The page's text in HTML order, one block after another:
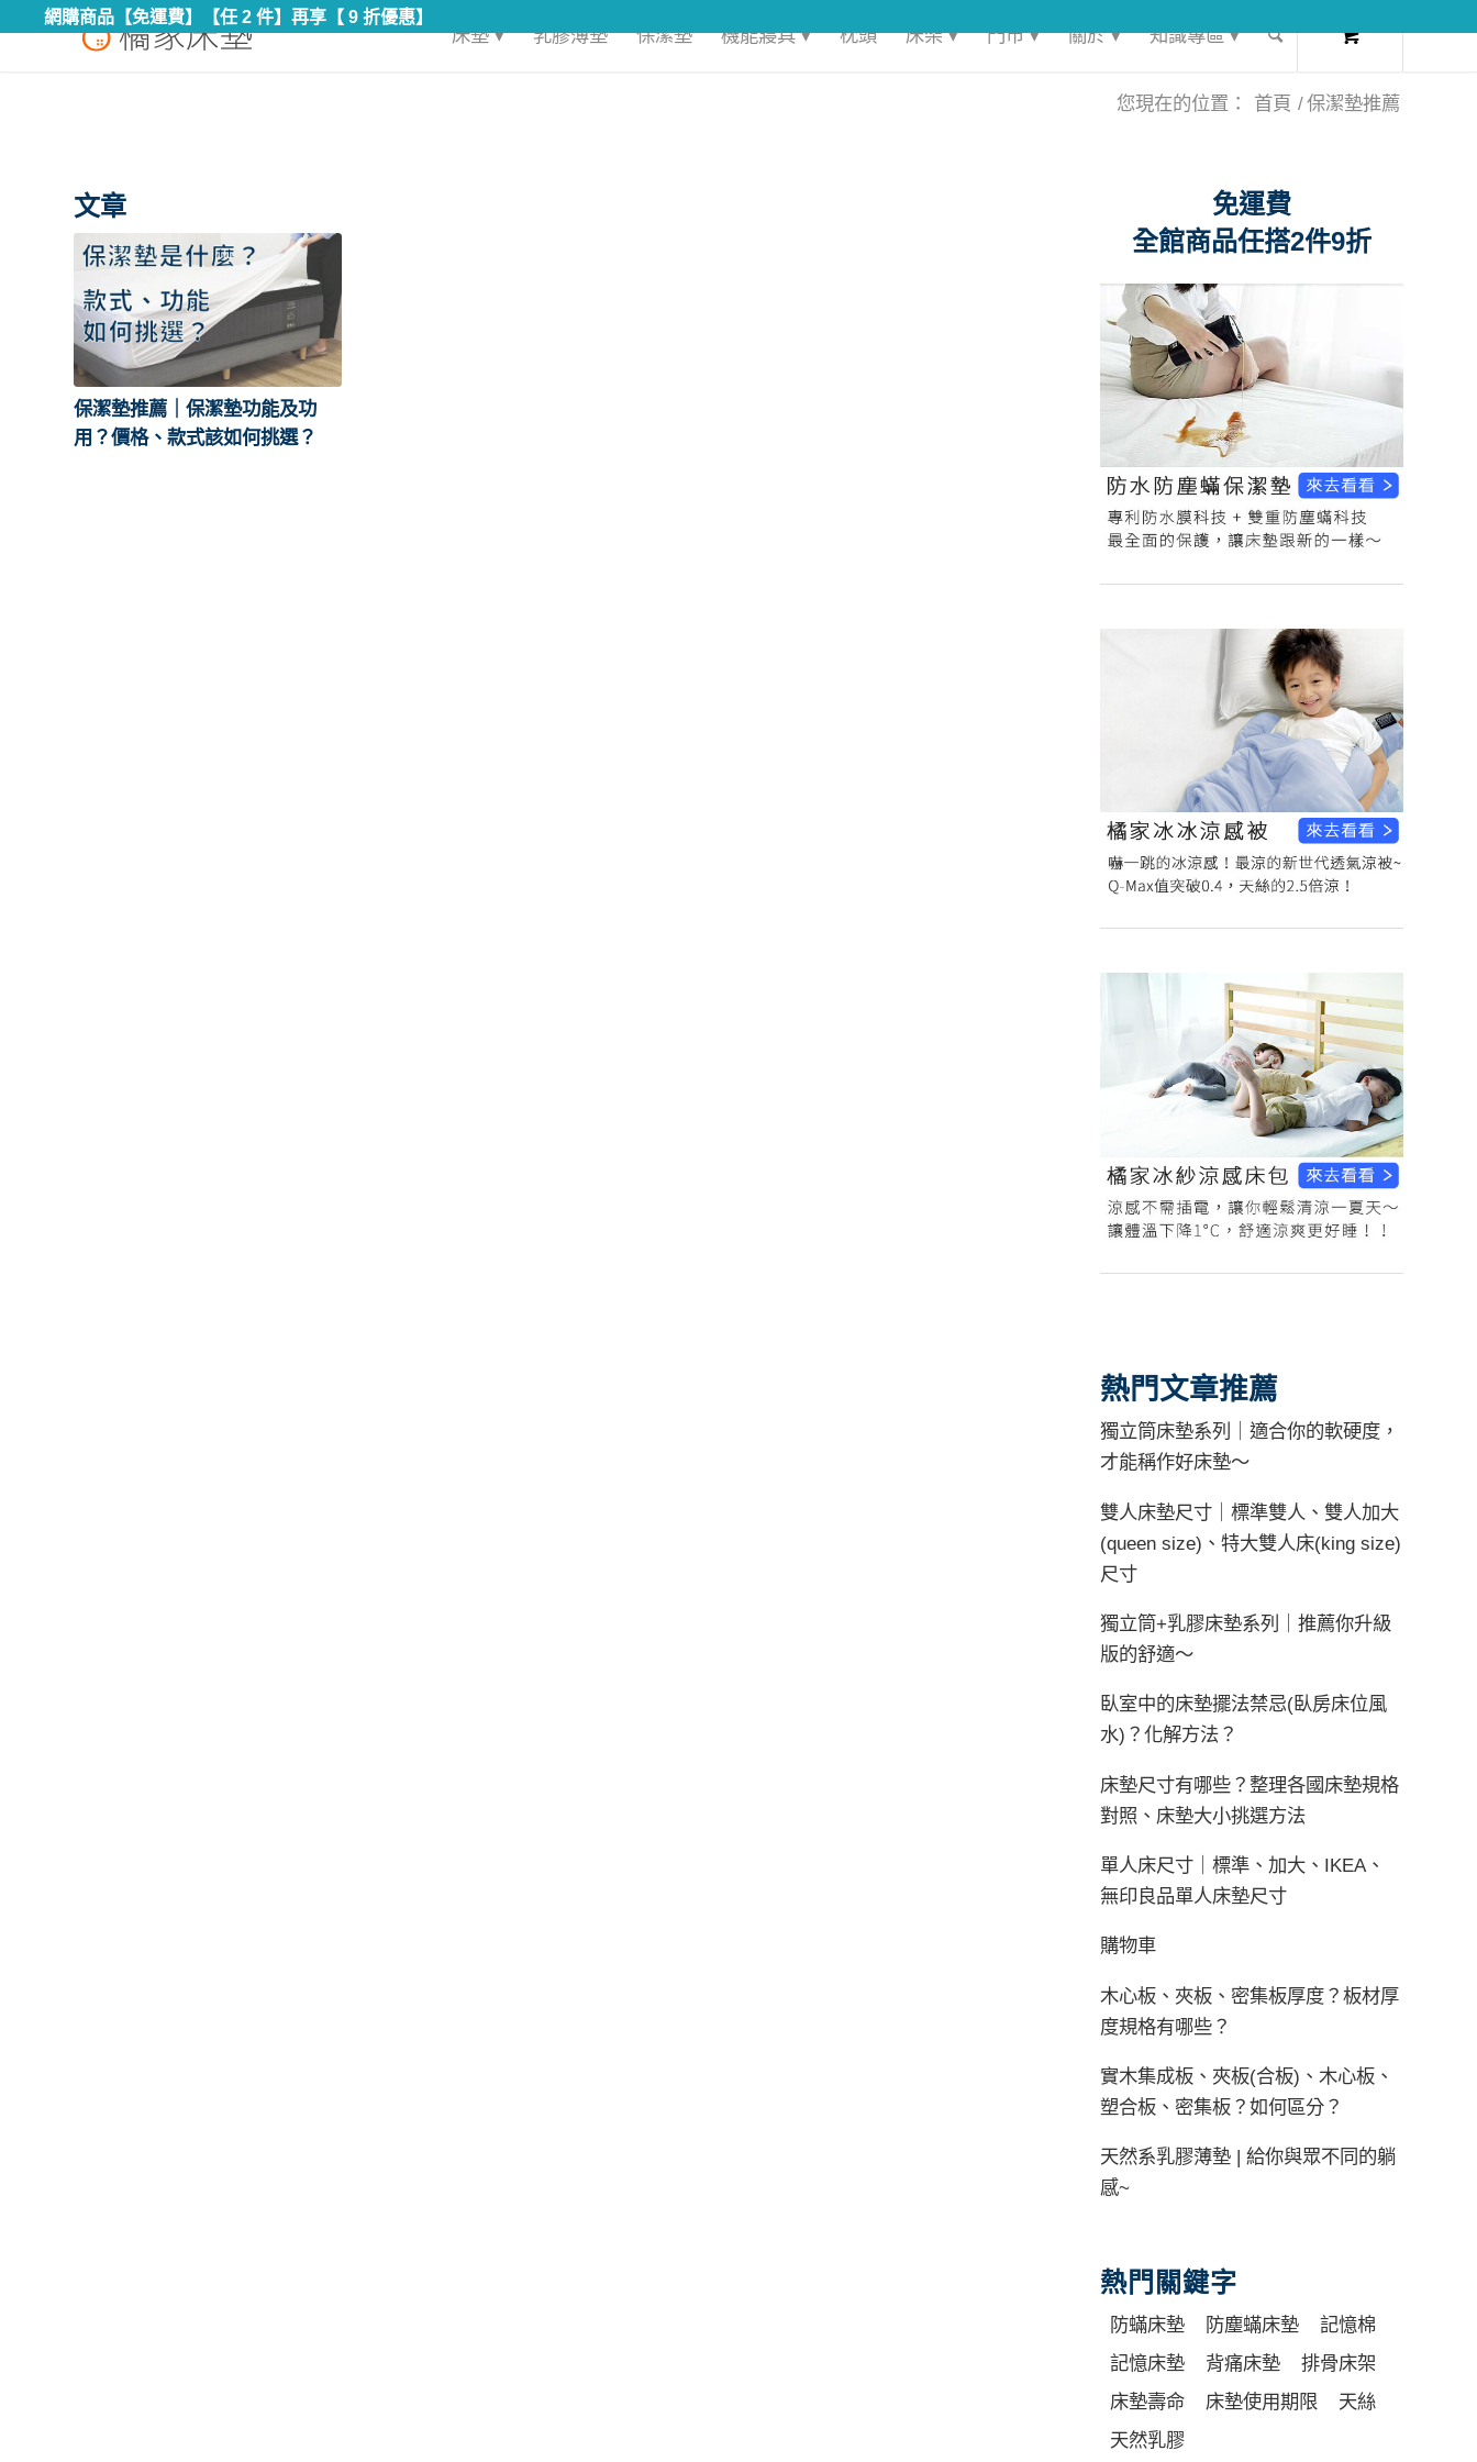
網購商品【免運費】【任 2 件】再享【 9 折優惠】
床墊 ▾ 乳膠薄墊 保潔墊 機能寢具 ▾ 枕頭 床架 ▾ 門市 ▾ 關於 ▾ 知識專區 ▾
您現在的位置： 首頁 /保潔墊推薦
文章
保潔墊推薦｜保潔墊功能及功
用？價格、款式該如何挑選？
免運費
全館商品任搭2件9折
熱門文章推薦
獨立筒床墊系列｜適合你的軟硬度，
才能稱作好床墊～
雙人床墊尺寸｜標準雙人、雙人加大
(queen size)、特大雙人床(king size)
尺寸
獨立筒+乳膠床墊系列｜推薦你升級
版的舒適～
臥室中的床墊擺法禁忌(臥房床位風
水)？化解方法？
床墊尺寸有哪些？整理各國床墊規格
對照、床墊大小挑選方法
單人床尺寸｜標準、加大、IKEA、
無印良品單人床墊尺寸
購物車
木心板、夾板、密集板厚度？板材厚
度規格有哪些？
實木集成板、夾板(合板)、木心板、
塑合板、密集板？如何區分？
天然系乳膠薄墊 | 給你與眾不同的躺
感~
熱門關鍵字
防蟎床墊 防塵蟎床墊
記憶棉
記憶床墊
背痛床墊
排骨床架
床墊壽命
床墊使用期限
天絲
天然乳膠